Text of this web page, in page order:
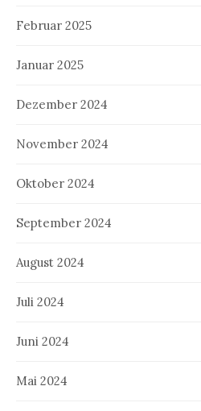
Februar 2025
Januar 2025
Dezember 2024
November 2024
Oktober 2024
September 2024
August 2024
Juli 2024
Juni 2024
Mai 2024